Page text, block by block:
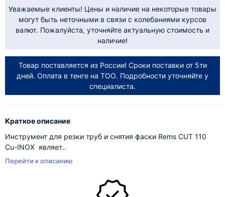
Уважаемые клиенты! Цены и наличие на некоторые товары
могут быть неточными в связи с колебаниями курсов
валют. Пожалуйста, уточняйте актуальную стоимость и
наличие!
Товар поставляется из России! Сроки поставки от 5ти
дней. Оплата в тенге на ТОО. Подробности уточняйте у
специалиста.
Краткое описание
Инструмент для резки труб и снятия фаски Rems CUT 110
Cu-INOX являет..
Перейти к описанию